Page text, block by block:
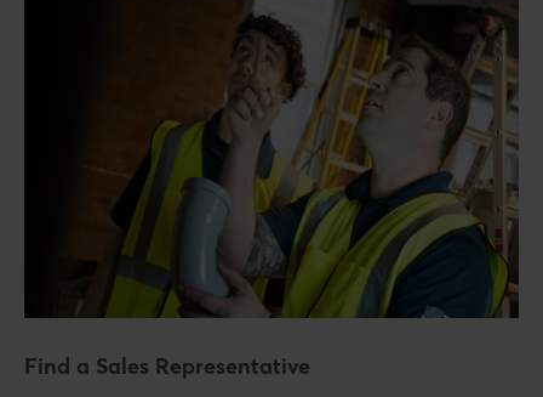
Find a Sales Representative